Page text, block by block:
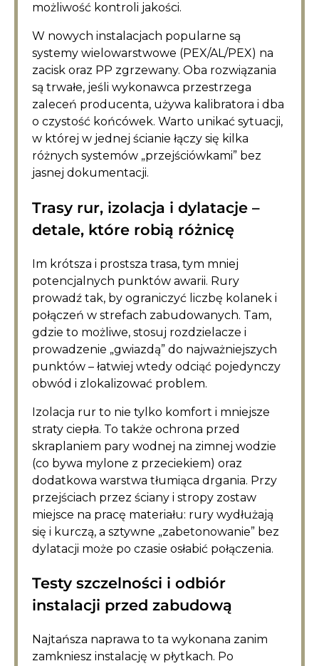
możliwość kontroli jakości.
W nowych instalacjach popularne są
systemy wielowarstwowe (PEX/AL/PEX) na
zacisk oraz PP zgrzewany. Oba rozwiązania
są trwałe, jeśli wykonawca przestrzega
zaleceń producenta, używa kalibratora i dba
o czystość końcówek. Warto unikać sytuacji,
w której w jednej ścianie łączy się kilka
różnych systemów „przejściówkami” bez
jasnej dokumentacji.
Trasy rur, izolacja i dylatacje –
detale, które robią różnicę
Im krótsza i prostsza trasa, tym mniej
potencjalnych punktów awarii. Rury
prowadź tak, by ograniczyć liczbę kolanek i
połączeń w strefach zabudowanych. Tam,
gdzie to możliwe, stosuj rozdzielacze i
prowadzenie „gwiazdą” do najważniejszych
punktów – łatwiej wtedy odciąć pojedynczy
obwód i zlokalizować problem.
Izolacja rur to nie tylko komfort i mniejsze
straty ciepła. To także ochrona przed
skraplaniem pary wodnej na zimnej wodzie
(co bywa mylone z przeciekiem) oraz
dodatkowa warstwa tłumiąca drgania. Przy
przejściach przez ściany i stropy zostaw
miejsce na pracę materiału: rury wydłużają
się i kurczą, a sztywne „zabetonowanie” bez
dylatacji może po czasie osłabić połączenia.
Testy szczelności i odbiór
instalacji przed zabudową
Najtańsza naprawa to ta wykonana zanim
zamkniesz instalację w płytkach. Po